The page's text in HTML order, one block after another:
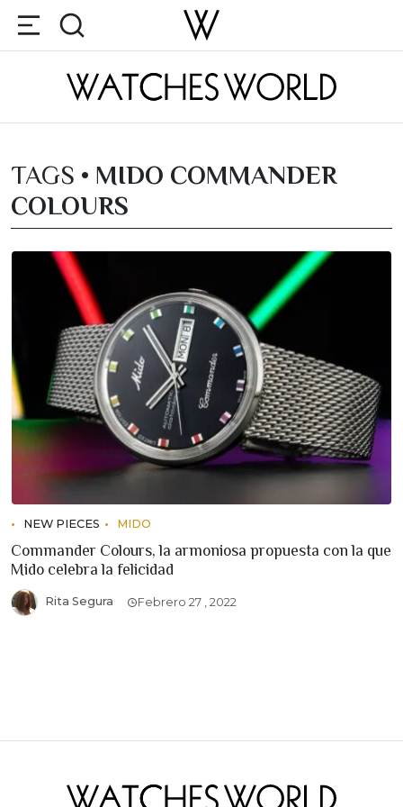
TAGS • MIDO COMMANDER
COLOURS
NEW PIECES MIDO
Commander Colours, la armoniosa propuesta con la que
Mido celebra la felicidad
Rita Segura Febrero 27 , 2022